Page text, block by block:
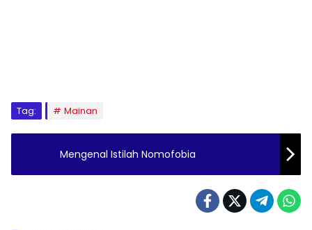
Tag: Mainan
Mengenal Istilah Nomofobia